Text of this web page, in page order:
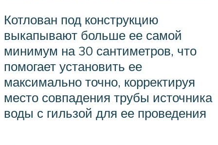
Котлован под конструкцию
выкапывают больше ее самой
минимум на 30 сантиметров, что
помогает установить ее
максимально точно, корректируя
место совпадения трубы источника
воды с гильзой для ее проведения